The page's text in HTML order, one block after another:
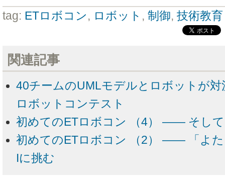
tag: ETロボコン , ロボット , 制御, 技術教育
関連記事
40チームのUMLモデルとロボットが
ロボットコンテスト
初めてのETロボコン （4） ―― そして
初めてのETロボコン （2） ―― 「よ
Iに挑む